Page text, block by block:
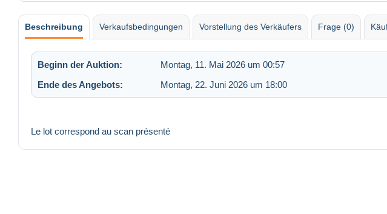
Beschreibung Verkaufsbedingungen Vorstellung des Verkäufers Frage (0)
Beginn der Auktion: Montag, 11. Mai 2026 um 00:57
Ende des Angebots:
Montag, 22. Juni 2026 um 18:00
Le lot correspond au scan présenté